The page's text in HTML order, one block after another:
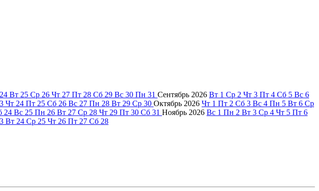
24 Вт 25 Ср 26 Чт 27 Пт 28 Сб 29 Вс 30 Пн 31 Сентябрь 2026 Вт 1 Ср 2 Чт 3 Пт 4 Сб 5 Вс 6
Чт 24 Пт 25 Сб 26 Вс 27 Пн 28 Вт 29 Ср 30 Октябрь 2026 Чт 1 Пт 2 Сб 3 Вс 4 Пн 5 Вт 6 Ср
24 Вс 25 Пн 26 Вт 27 Ср 28 Чт 29 Пт 30 Сб 31 Ноябрь 2026 Вс 1 Пн 2 Вт 3 Ср 4 Чт 5 Пт 6
Вт 24 Ср 25 Чт 26 Пт 27 Сб 28